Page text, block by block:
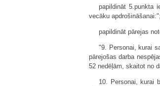
papildināt 5.punkta
vecāku apdrošināšanai:";
papildināt pārejas
"9. Personai, kurai
pārejošas darba
52 nedēļām, skaitot no
10. Personai, kurai